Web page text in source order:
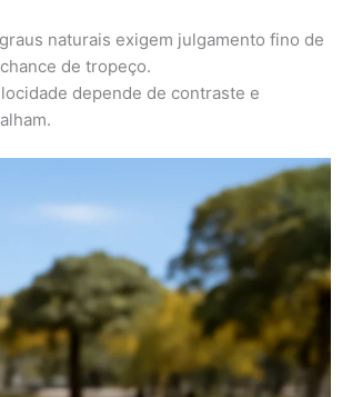
naturais exigem julgamento fino de
de tropeço.
depende de contraste e